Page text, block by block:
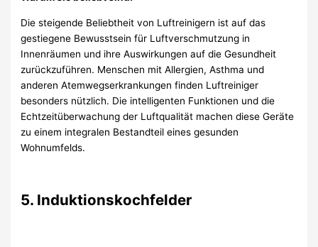
Die steigende Beliebtheit von Luftreinigern ist auf das
gestiegene Bewusstsein für Luftverschmutzung in
Innenräumen und ihre Auswirkungen auf die Gesundheit
zurückzuführen. Menschen mit Allergien, Asthma und
anderen Atemwegserkrankungen finden Luftreiniger
besonders nützlich. Die intelligenten Funktionen und die
Echtzeitüberwachung der Luftqualität machen diese Geräte
zu einem integralen Bestandteil eines gesunden
Wohnumfelds.
5. Induktionskochfelder